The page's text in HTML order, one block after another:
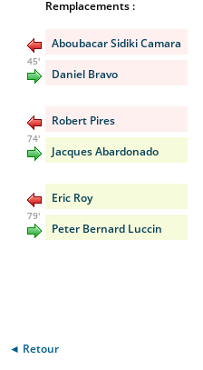
Remplacements :
Aboubacar Sidiki Camara
45'
Daniel Bravo
Robert Pires
74'
Jacques Abardonado
Eric Roy
79'
Peter Bernard Luccin
◄ Retour